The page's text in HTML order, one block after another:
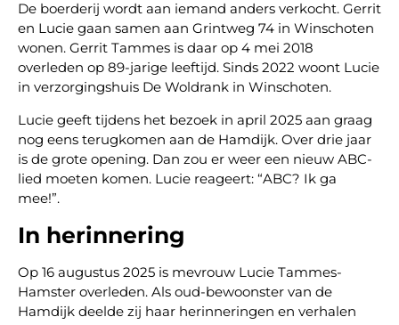
De boerderij wordt aan iemand anders verkocht. Gerrit
en Lucie gaan samen aan Grintweg 74 in Winschoten
wonen. Gerrit Tammes is daar op 4 mei 2018
overleden op 89-jarige leeftijd. Sinds 2022 woont Lucie
in verzorgingshuis De Woldrank in Winschoten.
Lucie geeft tijdens het bezoek in april 2025 aan graag
nog eens terugkomen aan de Hamdijk. Over drie jaar
is de grote opening. Dan zou er weer een nieuw ABC-
lied moeten komen. Lucie reageert: “ABC? Ik ga
mee!”.
In herinnering
Op 16 augustus 2025 is mevrouw Lucie Tammes-
Hamster overleden. Als oud-bewoonster van de
Hamdijk deelde zij haar herinneringen en verhalen